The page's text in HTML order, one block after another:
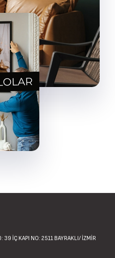
39 İÇ KAPI NO: 2511 BAYRAKLI/ İZMİR